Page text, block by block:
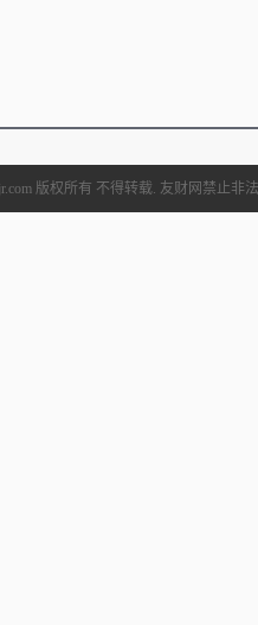
版权所有 不得转载. 友财网禁止非